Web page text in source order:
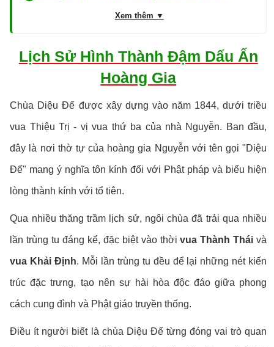
Xem thêm ▼
Lịch Sử Hình Thành Đậm Dấu Ấn
Hoàng Gia
Chùa Diệu Đế được xây dựng vào năm 1844, dưới triều
vua Thiệu Trị - vị vua thứ ba của nhà Nguyễn. Ban đầu,
đây là nơi thờ tự của hoàng gia Nguyễn với tên gọi "Diệu
Đế" mang ý nghĩa tôn kính đối với Phật pháp và biểu hiện
lòng thành kính với tổ tiên.
Qua nhiều thăng trầm lịch sử, ngôi chùa đã trải qua nhiều
lần trùng tu đáng kể, đặc biệt vào thờivua Thành Thái và
vua Khải Định. Mỗi lần trùng tu đều để lại những nét kiến
trúc đặc trưng, tạo nên sự hài hòa độc đáo giữa phong
cách cung đình và Phật giáo truyền thống.
Điều ít người biết là chùa Diệu Đế từng đóng vai trò quan